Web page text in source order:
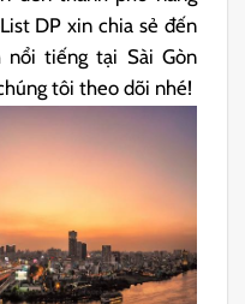
DP xin chia sẻ đến
nổi tiếng tại Sài Gòn
tôi theo dõi nhé!